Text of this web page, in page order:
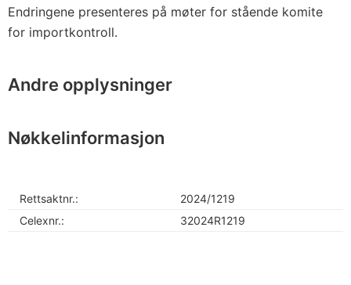
Endringene presenteres på møter for stående komite
for importkontroll.
Andre opplysninger
Nøkkelinformasjon
Rettsaktnr.:
2024/1219
Celexnr.:
32024R1219